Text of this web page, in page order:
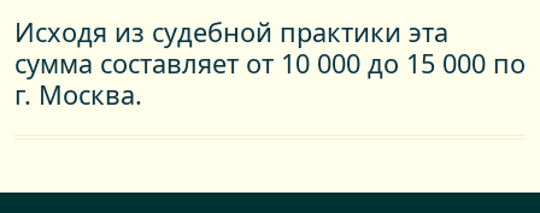
Исходя из судебной практики эта
сумма составляет от 10 000 до 15 000 по
г. Москва.